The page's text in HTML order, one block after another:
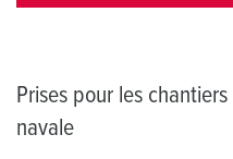
Prises pour les
navale